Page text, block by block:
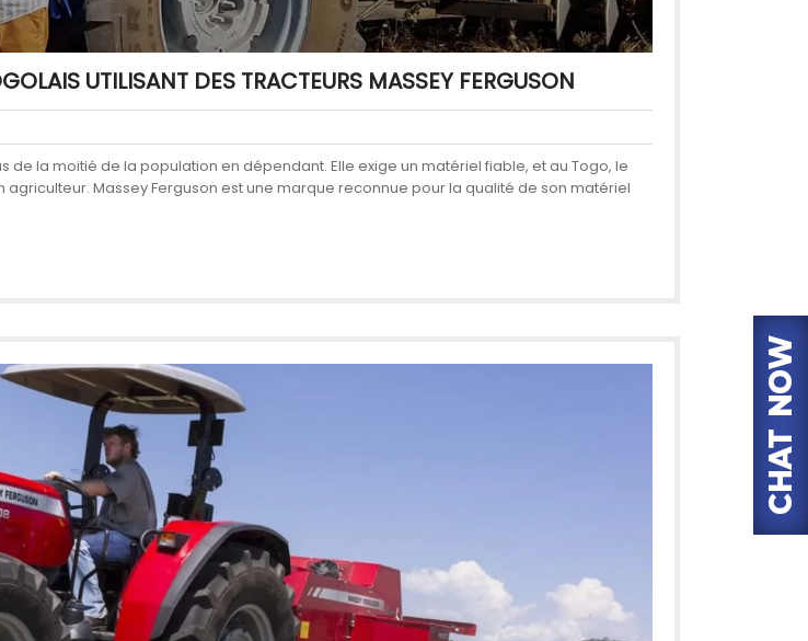
UTILISANT DES TRACTEURS MASSEY FERGUSON
de la moitié de la population en dépendant. Elle exige un matériel fiable, et au Togo, le
Massey Ferguson est une marque reconnue pour la qualité de son matériel